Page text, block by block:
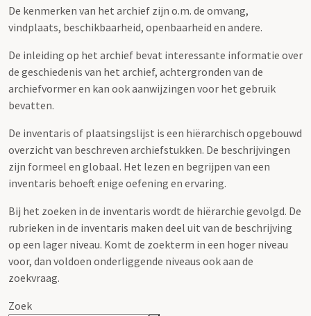
De kenmerken van het archief zijn o.m. de omvang,
vindplaats, beschikbaarheid, openbaarheid en andere.
De inleiding op het archief bevat interessante informatie over
de geschiedenis van het archief, achtergronden van de
archiefvormer en kan ook aanwijzingen voor het gebruik
bevatten.
De inventaris of plaatsingslijst is een hiërarchisch opgebouwd
overzicht van beschreven archiefstukken. De beschrijvingen
zijn formeel en globaal. Het lezen en begrijpen van een
inventaris behoeft enige oefening en ervaring.
Bij het zoeken in de inventaris wordt de hiërarchie gevolgd. De
rubrieken in de inventaris maken deel uit van de beschrijving
op een lager niveau. Komt de zoekterm in een hoger niveau
voor, dan voldoen onderliggende niveaus ook aan de
zoekvraag.
Zoek